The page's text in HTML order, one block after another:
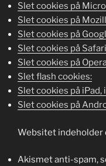
Slet cookies på
Slet cookies på
Slet cookies på
Slet cookies på
Slet cookies på
Slet flash cookies:
Slet cookies på iPad,
Slet cookies på
Websitet indeholder
Akismet anti-spam,